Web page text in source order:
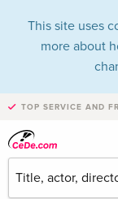
This site uses
more about
TOP SERVICE AND